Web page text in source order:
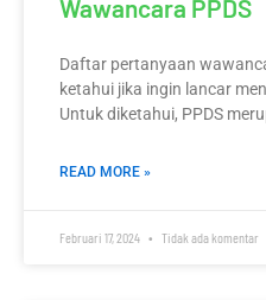
Wawancara PPDS
Daftar pertanyaan
ketahui jika ingin lancar
Untuk diketahui, PPDS
READ MORE »
Februari 17, 2024 Tidak ada komentar